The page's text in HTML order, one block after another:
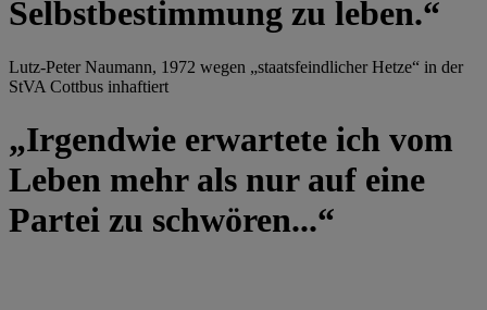
Selbstbestimmung zu leben.“
Lutz-Peter Naumann, 1972 wegen „staatsfeindlicher Hetze“ in der
StVA Cottbus inhaftiert
„Irgendwie erwartete ich vom
Leben mehr als nur auf eine
Partei zu schwören...“